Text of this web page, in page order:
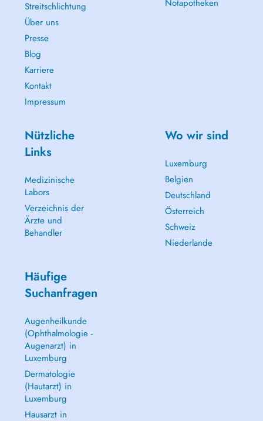
Streitschlichtung
Über uns
Presse
Blog
Karriere
Kontakt
Impressum
Notapotheken
Nützliche
Links
Medizinische
Labors
Verzeichnis der
Ärzte und
Behandler
Wo wir sind
Luxemburg
Belgien
Deutschland
Österreich
Schweiz
Niederlande
Häufige
Suchanfragen
Augenheilkunde
(Ophthalmologie -
Augenarzt) in
Luxemburg
Dermatologie
(Hautarzt) in
Luxemburg
Hausarzt in